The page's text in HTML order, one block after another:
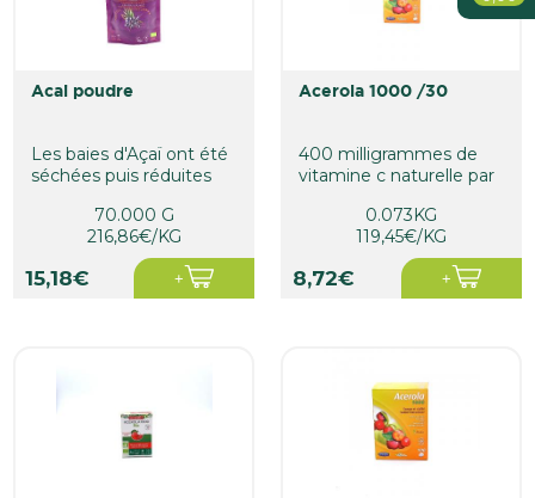
acai poudre
Les baies d'Açaï ont été
séchées puis réduites
70.000 G
216,86€/KG
15,18€
acerola 1000 /30
400 milligrammes de
vitamine c naturelle par
0.073KG
119,45€/KG
8,72€